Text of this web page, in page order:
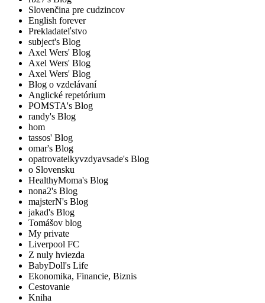
Slovenčina pre cudzincov
English forever
Prekladateľstvo
subject's Blog
Axel Wers' Blog
Axel Wers' Blog
Axel Wers' Blog
Blog o vzdelávaní
Anglické repetórium
POMSTA's Blog
randy's Blog
hom
tassos' Blog
omar's Blog
opatrovatelkyvzdyavsade's Blog
o Slovensku
HealthyMoma's Blog
nona2's Blog
majsterN's Blog
jakad's Blog
Tomášov blog
My private
Liverpool FC
Z nuly hviezda
BabyDoll's Life
Ekonomika, Financie, Biznis
Cestovanie
Kniha